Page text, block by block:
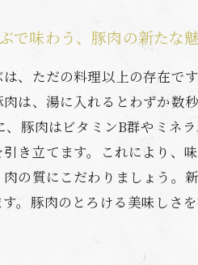
で味わう、豚肉の新たな
は、ただの料理以上の存在で
肉は、湯に入れるとわずか数
、豚肉はビタミンB群やミネ
き立てます。これにより、
の質にこだわりましょう。
す。豚肉のとろける美味しさ